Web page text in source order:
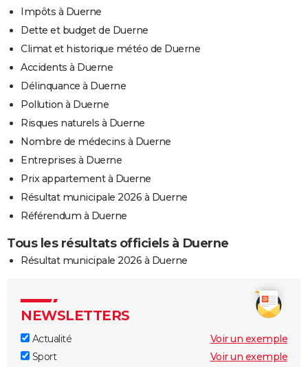
Impôts à Duerne
Dette et budget de Duerne
Climat et historique météo de Duerne
Accidents à Duerne
Délinquance à Duerne
Pollution à Duerne
Risques naturels à Duerne
Nombre de médecins à Duerne
Entreprises à Duerne
Prix appartement à Duerne
Résultat municipale 2026 à Duerne
Référendum à Duerne
Tous les résultats officiels à Duerne
Résultat municipale 2026 à Duerne
NEWSLETTERS
Actualité
Voir un exemple
Sport
Voir un exemple